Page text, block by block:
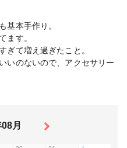
基本手作り。
ます。
ぎて増え過ぎたこと。
いのないので、アクセサリー
月